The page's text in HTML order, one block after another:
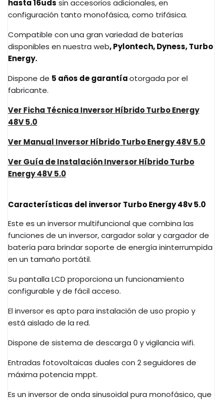
hasta 16uds sin accesorios adicionales, en
configuración tanto monofásica, como trifásica.
Compatible con una gran variedad de baterías
disponibles en nuestra web, Pylontech, Dyness, Turbo
Energy.
Dispone de 5 años de garantíaotorgada por el
fabricante.
Ver Ficha Técnica Inversor Híbrido Turbo Energy
48V 5.0
Ver Manual Inversor Híbrido Turbo Energy 48V 5.0
Ver Guía de Instalación Inversor Híbrido Turbo
Energy 48V 5.0
Características del inversor Turbo Energy 48v 5.0
Este es un inversor multifuncional que combina las
funciones de un inversor, cargador solar y cargador de
batería para brindar soporte de energía ininterrumpida
en un tamaño portátil.
Su pantalla LCD proporciona un funcionamiento
configurable y de fácil acceso.
El inversor es apto para instalación de uso propio y
está aislado de la red.
Dispone de sistema de descarga 0 y vigilancia wifi.
Entradas fotovoltaicas duales con 2 seguidores de
máxima potencia mppt.
Es un inversor de onda sinusoidal pura monofásico, que